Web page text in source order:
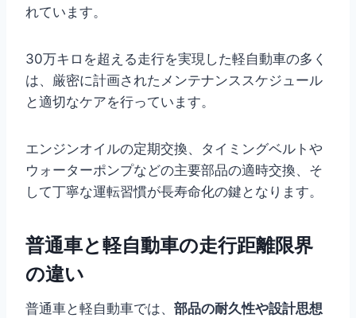
れています。
30万キロを超える走行を実現した軽自動車の多く
は、厳密に計画されたメンテナンススケジュール
と適切なケアを行っています。
エンジンオイルの定期交換、タイミングベルトや
ウォーターポンプなどの主要部品の適時交換、そ
して丁寧な運転習慣が長寿命化の鍵となります。
普通車と軽自動車の走行距離限界
の違い
普通車と軽自動車では、 部品の耐久性や設計思想